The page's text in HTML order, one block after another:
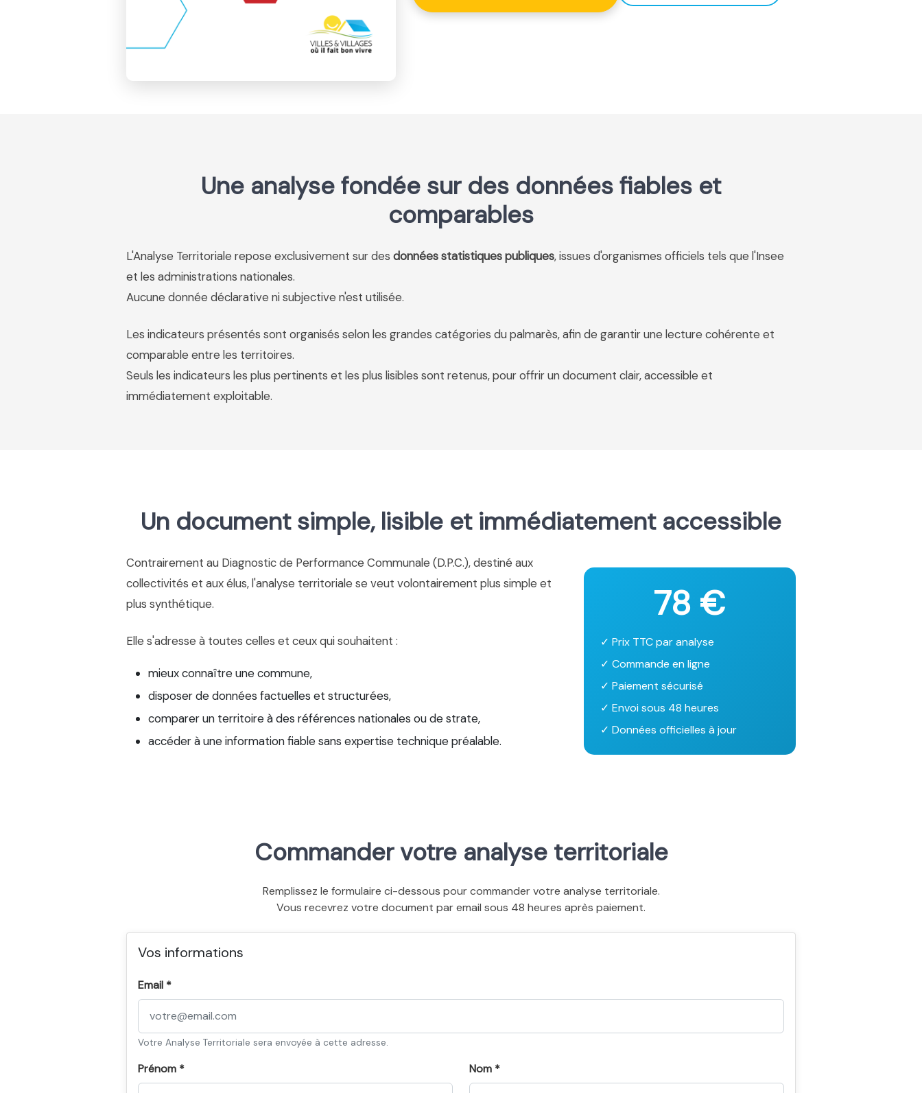
Une analyse fondée sur des données fiables et
comparables
L'Analyse Territoriale repose exclusivement sur des données statistiques publiques, issues d'organismes officiels tels que l'Insee
et les administrations nationales.
Aucune donnée déclarative ni subjective n'est utilisée.
Les indicateurs présentés sont organisés selon les grandes catégories du palmarès, afin de garantir une lecture cohérente et
comparable entre les territoires.
Seuls les indicateurs les plus pertinents et les plus lisibles sont retenus, pour offrir un document clair, accessible et
immédiatement exploitable.
Un document simple, lisible et immédiatement accessible
Contrairement au Diagnostic de Performance Communale (D.P.C.), destiné aux
collectivités et aux élus, l'analyse territoriale se veut volontairement plus simple et
plus synthétique.
Elle s'adresse à toutes celles et ceux qui souhaitent :
mieux connaître une commune,
disposer de données factuelles et structurées,
comparer un territoire à des références nationales ou de strate,
accéder à une information fiable sans expertise technique préalable.
78 €
✓ Prix TTC par analyse
✓ Commande en ligne
✓ Paiement sécurisé
✓ Envoi sous 48 heures
✓ Données officielles à jour
Commander votre analyse territoriale
Remplissez le formulaire ci-dessous pour commander votre analyse territoriale.
Vous recevrez votre document par email sous 48 heures après paiement.
Vos informations
Email *
Votre Analyse Territoriale sera envoyée à cette adresse.
Prénom * Nom *